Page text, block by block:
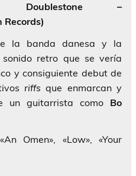
Doublestone –
Records)
la banda danesa y la
retro que se vería
y consiguiente debut de
riffs que enmarcan y
un guitarrista como Bo
Omen», «Low», «Your